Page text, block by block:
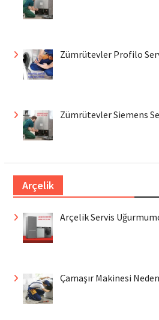
Zümrütevler Profilo
Zümrütevler Siemens
Arçelik
Arçelik Servis
Çamaşır Makinesi